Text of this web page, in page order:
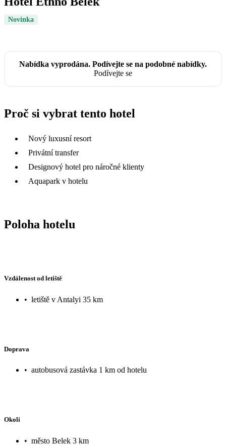
Novinka
Nabídka vyprodána. Podívejte se na podobné nabídky.
Podívejte se
Proč si vybrat tento hotel
Nový luxusní resort
Privátní transfer
Designový hotel pro náročné klienty
Aquapark v hotelu
Poloha hotelu
Vzdálenost od letiště
• letiště v Antalyi 35 km
Doprava
• autobusová zastávka 1 km od hotelu
Okolí
• město Belek 3 km